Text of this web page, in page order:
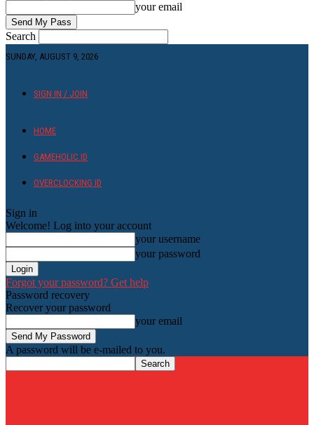
your email
Search
SUNDAY, AUGUST 9, 2026
SIGN IN / JOIN
HOME
GAMEHOLIC.ID
OVERCLOCKING ID
Sign in
Welcome! Log into your account
your username
your password
Forgot your password? Get help
Password recovery
Recover your password
your email
A password will be e-mailed to you.